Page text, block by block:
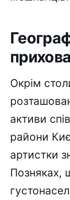
Окрім
активи
райони
артистки
Позняках,